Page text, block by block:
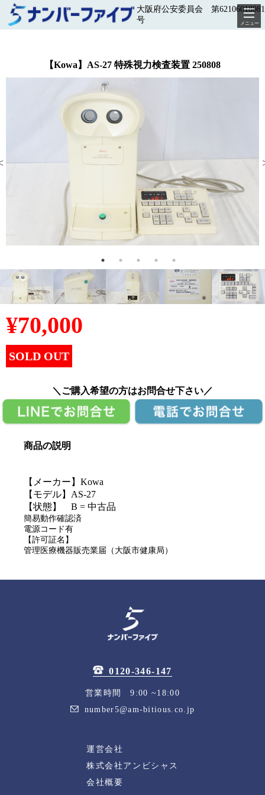
大阪府公安委員会 第
号
メニュー
【Kowa】AS-27 特殊視力検査装置 250808
¥70,000
SOLD OUT
＼ご購入希望の方はお問合せ下さい／
商品の説明
【メーカー】Kowa
【モデル】AS-27
【状態】 B = 中古品
簡易動作確認済
電源コード有
【許可証名】
管理医療機器販売業届（大阪市健康局）
0120-346-147
営業時間 9:00 ~18:00
number5@am-bitious.co.jp
運営会社
株式会社アンビシャス
会社概要